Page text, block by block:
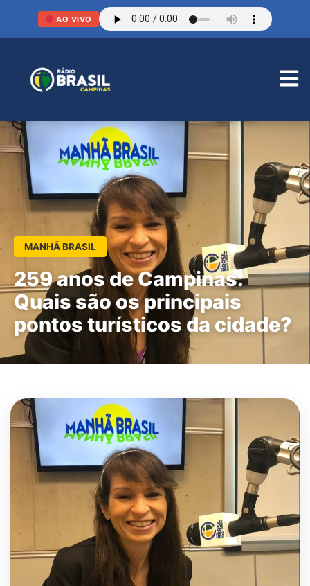
AO VIVO
MANHÃ BRASIL
259 anos de Campinas:
Quais são os principais
pontos turísticos da cidade?